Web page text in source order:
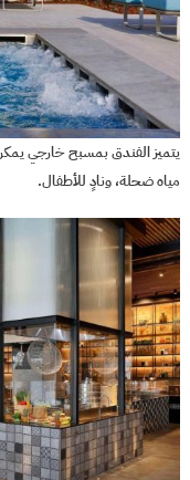
يتميز الفندق بمسبح خارجي
مياه ضحلة، ونادٍ للأطفال.